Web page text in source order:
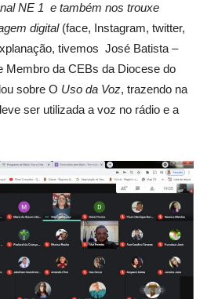
NE 1 e também nos trouxe
digital(face, Instagram, twitter,
tivemos José Batista –
Membro da CEBs da Diocese do
sobre O Uso da Voz, trazendo na
ser utilizada a voz no rádio e a